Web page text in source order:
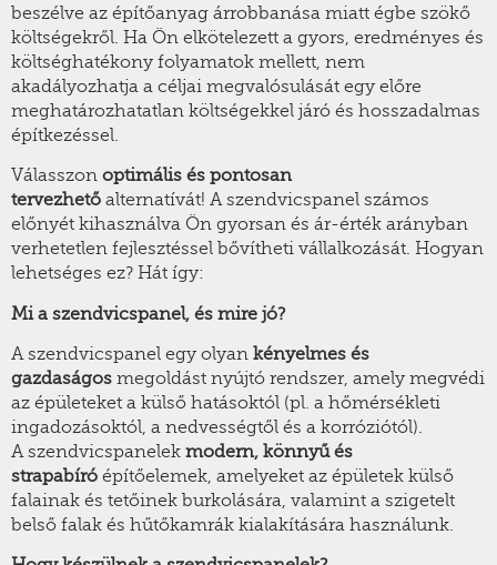
beszélve az építőanyag árrobbanása miatt égbe szökő
költségekről. Ha Ön elkötelezett a gyors, eredményes és
költséghatékony folyamatok mellett, nem
akadályozhatja a céljai megvalósulását egy előre
meghatározhatatlan költségekkel járó és hosszadalmas
építkezéssel.
Válasszon optimális és pontosan
tervezhető alternatívát! A szendvicspanel számos
előnyét kihasználva Ön gyorsan és ár-érték arányban
verhetetlen fejlesztéssel bővítheti vállalkozását. Hogyan
lehetséges ez? Hát így:
Mi a szendvicspanel, és mire jó?
A szendvicspanel egy olyan kényelmes és
gazdaságos megoldást nyújtó rendszer, amely megvédi
az épületeket a külső hatásoktól (pl. a hőmérsékleti
ingadozásoktól, a nedvességtől és a korróziótól).
A szendvicspanelek modern, könnyű és
strapabíró építőelemek, amelyeket az épületek külső
falainak és tetőinek burkolására, valamint a szigetelt
belső falak és hűtőkamrák kialakítására használunk.